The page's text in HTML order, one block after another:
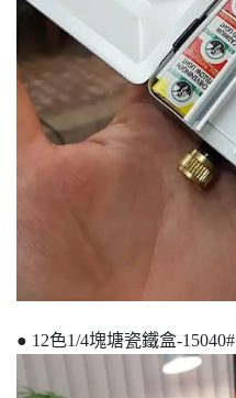
● 12色1/4塊塘瓷鐵盒-15040#